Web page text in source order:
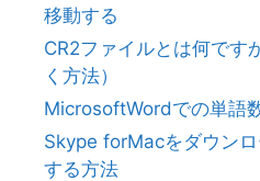
移動する
CR2ファイルとは何です
く方法）
MicrosoftWordでの単語
Skype forMacをダウン
する方法